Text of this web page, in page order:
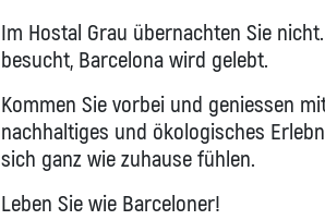
Im Hostal Grau übernachten Sie
besucht, Barcelona wird gelebt.
Kommen Sie vorbei und geniessen
nachhaltiges und ökologisches
sich ganz wie zuhause fühlen.
Leben Sie wie Barceloner!